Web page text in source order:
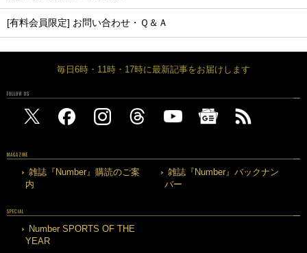
[有料会員限定] お問い合わせ・Ｑ＆Ａ
毎日6時・11時・17時に最新記事をお届けします
FOLLOW US
MAGAZINE
雑誌『Number』購読のご案
内
雑誌『Number』バックナン
バー
SPECIAL
Number SPORTS OF THE
YEAR